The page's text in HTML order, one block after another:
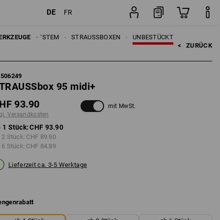
DE FR
UNBESTÜCKT
STRAUSSBOXEN
SYSTEM
< ZURÜCK
95 midi+
93.90
Versandkosten
mit MwSt.
1 Stück: CHF 93.90
2 Stück: CHF 89.90
6 Stück: CHF 84.89
Lieferzeit ca. 3-5 Werktage